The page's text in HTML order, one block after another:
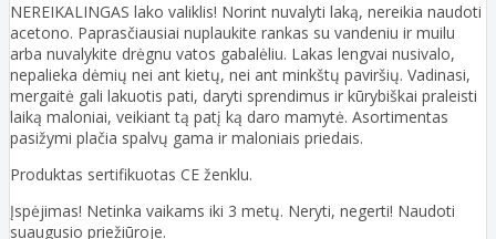
NEREIKALINGAS lako valiklis! Norint nuvalyti laką, nereikia naudoti
acetono. Paprasčiausiai nuplaukite rankas su vandeniu ir muilu
arba nuvalykite drėgnu vatos gabalėliu. Lakas lengvai nusivalo,
nepalieka dėmių nei ant kietų, nei ant minkštų paviršių. Vadinasi,
mergaitė gali lakuotis pati, daryti sprendimus ir kūrybiškai praleisti
laiką maloniai, veikiant tą patį ką daro mamytė. Asortimentas
pasižymi plačia spalvų gama ir maloniais priedais.
Produktas sertifikuotas CE ženklu.
Įspėjimas! Netinka vaikams iki 3 metų. Neryti, negerti! Naudoti
suaugusio priežiūroje.